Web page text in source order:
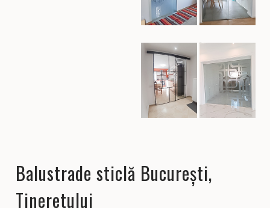
Balustrade sticlă București,
Tineretului